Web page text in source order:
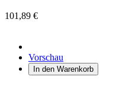
101,89 €
Vorschau
In den Warenkorb